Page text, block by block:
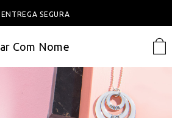
ENTREGA SEGURA
Com Nome